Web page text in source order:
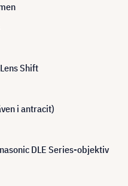
Shift
i antracit)
DLE Series-objektiv